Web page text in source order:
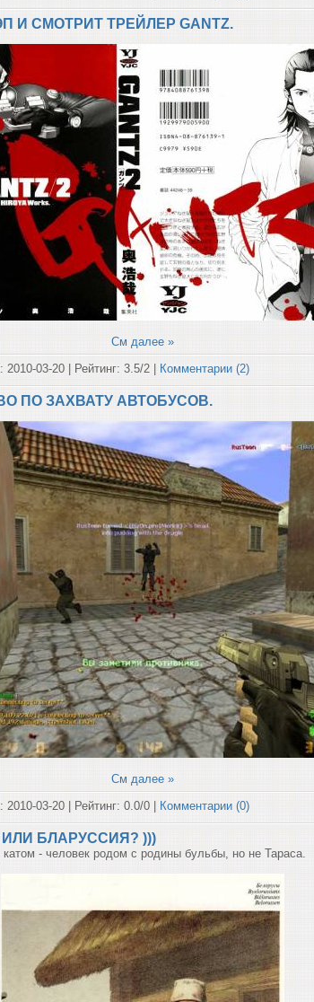
И СМОТРИТ ТРЕЙЛЕР GANTZ.
См далее »
2010-03-20 | Рейтинг: 3.5/2 | Комментарии (2)
ПО ЗАХВАТУ АВТОБУСОВ.
См далее »
2010-03-20 | Рейтинг: 0.0/0 | Комментарии (0)
ИЛИ БЛАРУССИЯ? )))
- человек родом с родины бульбы, но не Тараса.